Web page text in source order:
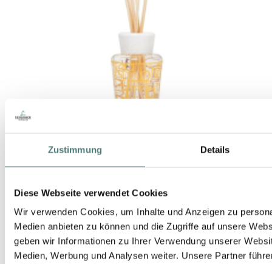
Zustimmung Details
Diese Webseite verwendet Cookies
Wir verwenden Cookies, um Inhalte und Anzeigen zu
Medien anbieten zu können und die Zugriffe auf unsere
geben wir Informationen zu Ihrer Verwendung unserer
Medien, Werbung und Analysen weiter. Unsere Partner
BAOBAB
Diffuser My First Baobab Aurum
61,99 €
250 ml (24,80 € / 100 ml)